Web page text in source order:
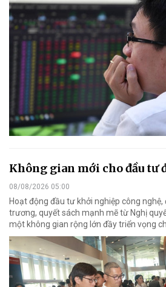
Không gian mới cho đầu tư
08/08/2026 05:00
Hoạt động đầu tư khởi nghiệp công
trương, quyết sách mạnh mẽ từ Nghị
một không gian rộng lớn đầy triển vọng